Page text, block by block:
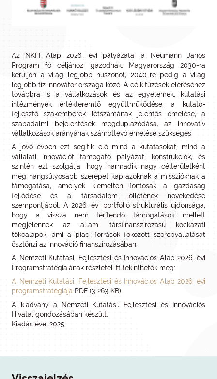
Az NKFI Alap 2026. évi pályázatai a Neumann János
Program fő céljához igazodnak: Magyarország 2030-ra
kerüljön a világ legjobb huszonöt, 2040-re pedig a világ
legjobb tíz innovátor országa közé. A célkitűzések eléréséhez
továbbra is a vállalkozások és az egyetemek, kutatási
intézmények értékteremtő együttműködése, a kutató-
fejlesztő szakemberek létszámának jelentős emelése, a
szabadalmi bejelentések megduplázódása, az innovatív
vállalkozások arányának számottevő emelése szükséges.
A jövő évben ezt segítik elő mind a kutatásokat, mind a
vállalati innovációt támogató pályázati konstrukciók, és
szintén ezt szolgálja, hogy harmadik nagy célterületként
még hangsúlyosabb szerepet kap azoknak a misszióknak a
támogatása, amelyek kiemelten fontosak a gazdaság
fejlődése és a társadalom jóllétének növekedése
szempontjából. A 2026. évi portfólió strukturális újdonsága,
hogy a vissza nem térítendő támogatások mellett
megjelennek az állami társfinanszírozású kockázati
tőkealapok, ami a piaci források fokozott szerepvállalását
ösztönzi az innováció finanszírozásában.
A Nemzeti Kutatási, Fejlesztési és Innovációs Alap 2026. évi
Programstratégiájának részletei itt tekinthetők meg:
A Nemzeti Kutatási, Fejlesztési és Innovációs Alap 2026. évi
programstratégiája PDF (3 263 KB)
A kiadvány a Nemzeti Kutatási, Fejlesztési és Innovációs
Hivatal gondozásában készült.
Kiadás éve: 2025.